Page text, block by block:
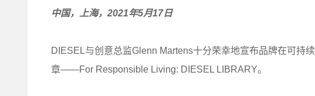
中国，上海，2021年5月17日
DIESEL与创意总监Glenn Martens十分荣幸地宣布品牌在可持
章——For Responsible Living: DIESEL LIBRARY。